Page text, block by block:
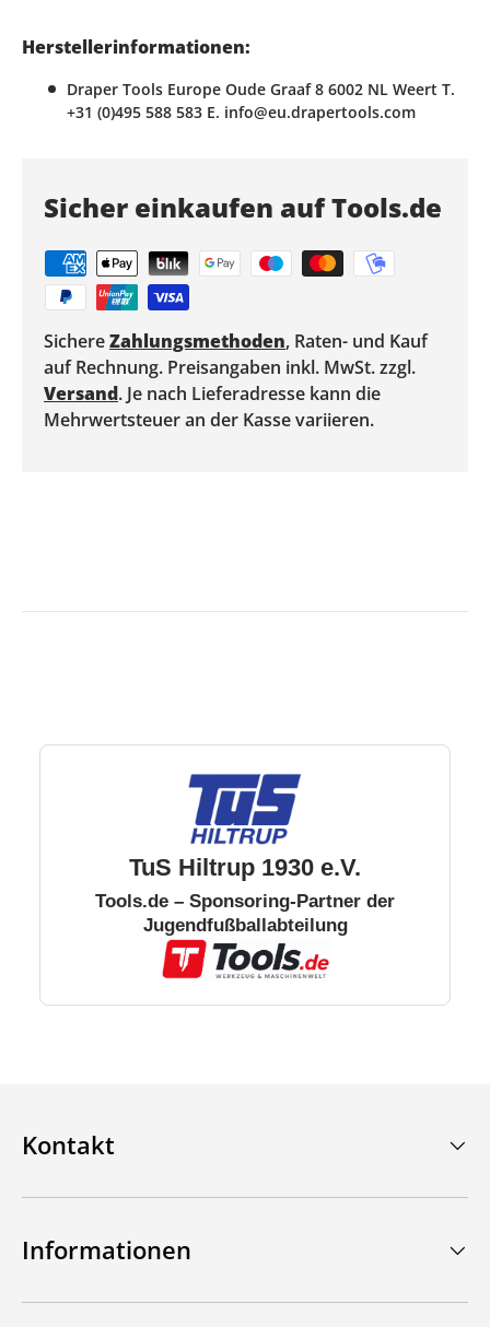
Herstellerinformationen:
Draper Tools Europe Oude Graaf 8 6002 NL Weert T.
+31 (0)495 588 583 E. info@eu.drapertools.com
Sicher einkaufen auf Tools.de
SichereZahlungsmethoden, Raten- und Kauf
auf Rechnung. Preisangaben inkl. MwSt. zzgl.
Versand. Je nach Lieferadresse kann die
Mehrwertsteuer an der Kasse variieren.
TuS Hiltrup 1930 e.V.
Tools.de – Sponsoring-Partner der
Jugendfußballabteilung
Kontakt
Informationen